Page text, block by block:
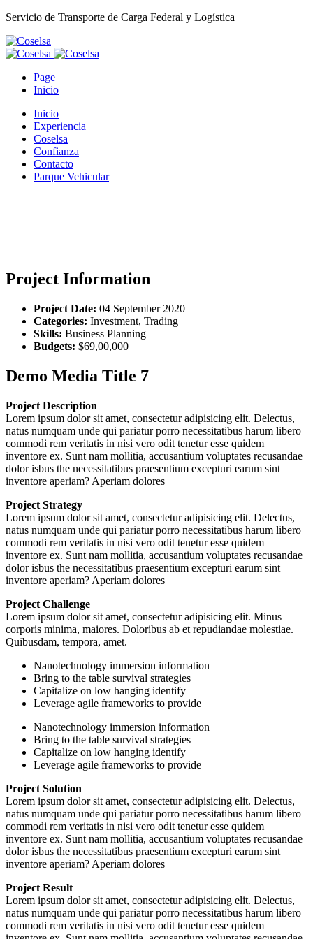
Servicio de Transporte de Carga Federal y Logística
Page
Inicio
Inicio
Experiencia
Coselsa
Confianza
Contacto
Parque Vehicular
Project Information
Project Date: 04 September 2020
Categories: Investment, Trading
Skills: Business Planning
Budgets: $69,00,000
Demo Media Title 7
Project Description
Lorem ipsum dolor sit amet, consectetur adipisicing elit. Delectus,
natus numquam unde qui pariatur porro necessitatibus harum libero
commodi rem veritatis in nisi vero odit tenetur esse quidem
inventore ex. Sunt nam mollitia, accusantium voluptates recusandae
dolor isbus the necessitatibus praesentium excepturi earum sint
inventore aperiam? Aperiam dolores
Project Strategy
Lorem ipsum dolor sit amet, consectetur adipisicing elit. Delectus,
natus numquam unde qui pariatur porro necessitatibus harum libero
commodi rem veritatis in nisi vero odit tenetur esse quidem
inventore ex. Sunt nam mollitia, accusantium voluptates recusandae
dolor isbus the necessitatibus praesentium excepturi earum sint
inventore aperiam? Aperiam dolores
Project Challenge
Lorem ipsum dolor sit amet, consectetur adipisicing elit. Minus
corporis minima, maiores. Doloribus ab et repudiandae molestiae.
Quibusdam, tempora, amet.
Nanotechnology immersion information
Bring to the table survival strategies
Capitalize on low hanging identify
Leverage agile frameworks to provide
Nanotechnology immersion information
Bring to the table survival strategies
Capitalize on low hanging identify
Leverage agile frameworks to provide
Project Solution
Lorem ipsum dolor sit amet, consectetur adipisicing elit. Delectus,
natus numquam unde qui pariatur porro necessitatibus harum libero
commodi rem veritatis in nisi vero odit tenetur esse quidem
inventore ex. Sunt nam mollitia, accusantium voluptates recusandae
dolor isbus the necessitatibus praesentium excepturi earum sint
inventore aperiam? Aperiam dolores
Project Result
Lorem ipsum dolor sit amet, consectetur adipisicing elit. Delectus,
natus numquam unde qui pariatur porro necessitatibus harum libero
commodi rem veritatis in nisi vero odit tenetur esse quidem